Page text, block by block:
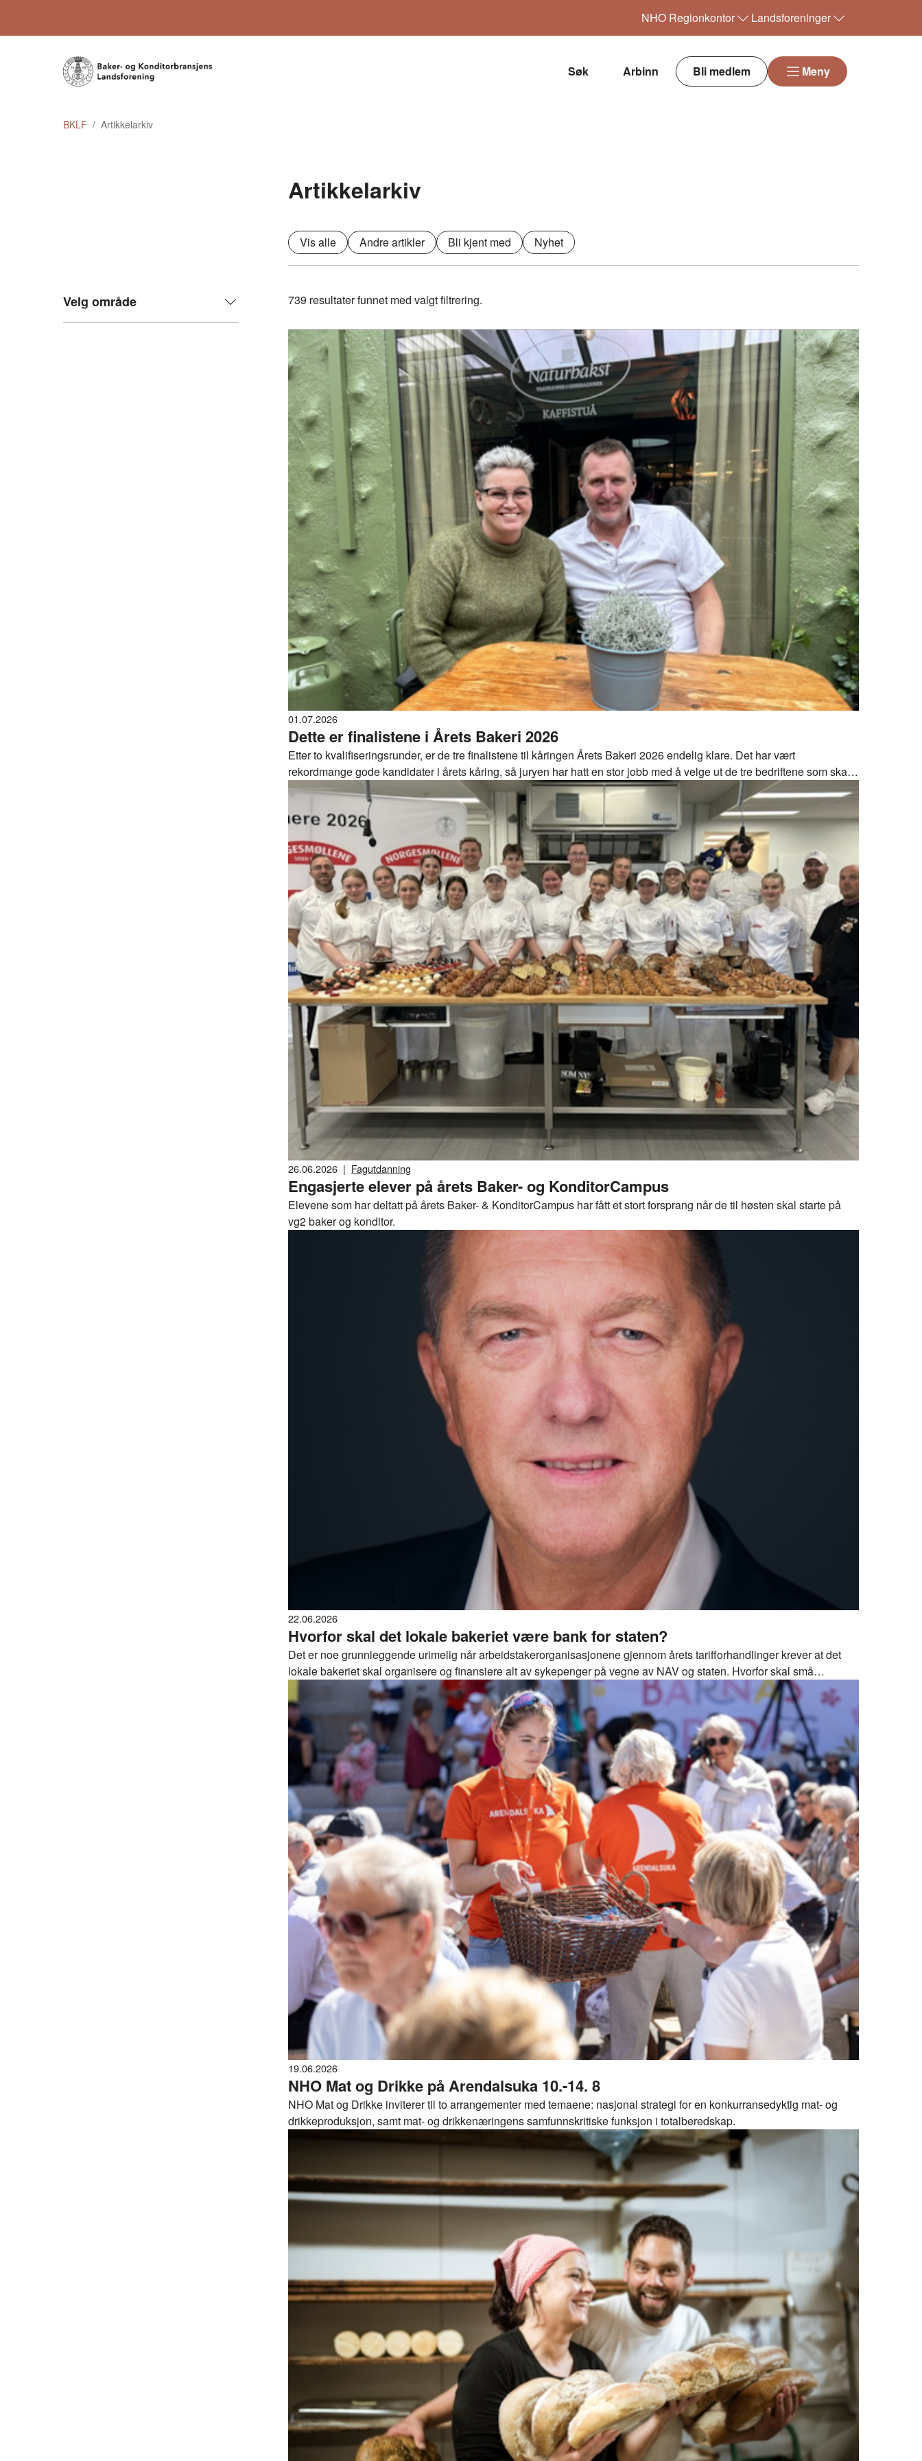
NHO Regionkontor Landsforeninger
Søk Arbinn Bli medlem Meny
BKLF Artikkelarkiv
Artikkelarkiv
Vis alle Andre artikler Bli kjent med Nyhet
Velg område 739 resultater funnet med valgt filtrering.
01.07.2026
Dette er finalistene i Årets Bakeri 2026
Etter to kvalifiseringsrunder, er de tre finalistene til kåringen Årets Bakeri 2026 endelig klare. Det har vært
rekordmange gode kandidater i årets kåring, så juryen har hatt en stor jobb med å velge ut de tre bedriftene som skal
kjempe om bransjens gjeveste tittel.
26.06.2026 | Fagutdanning
Engasjerte elever på årets Baker- og KonditorCampus
Elevene som har deltatt på årets Baker- & KonditorCampus har fått et stort forsprang når de til høsten skal starte på
vg2 baker og konditor.
22.06.2026
Hvorfor skal det lokale bakeriet være bank for staten?
Det er noe grunnleggende urimelig når arbeidstakerorganisasjonene gjennom årets tarifforhandlinger krever at det
lokale bakeriet skal organisere og finansiere alt av sykepenger på vegne av NAV og staten. Hvorfor skal små
bakeribedrifter fungere som bank for det offentlige?
19.06.2026
NHO Mat og Drikke på Arendalsuka 10.-14. 8
NHO Mat og Drikke inviterer til to arrangementer med temaene: nasjonal strategi for en konkurransedyktig mat- og
drikkeproduksjon, samt mat- og drikkenæringens samfunnskritiske funksjon i totalberedskap.